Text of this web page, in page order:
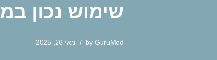
שימוש נכון
by GuruMed מאי 26, 2025